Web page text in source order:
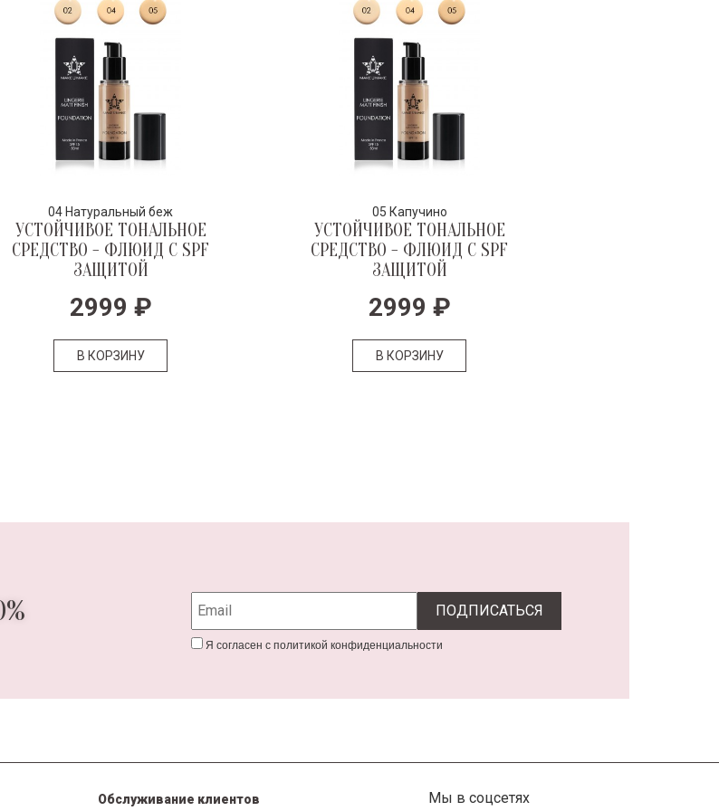
04 Натуральный беж
УСТОЙЧИВОЕ ТОНАЛЬНОЕ
СРЕДСТВО - ФЛЮИД С SPF
ЗАЩИТОЙ
2999 ₽
В КОРЗИНУ
05 Капучино
УСТОЙЧИВОЕ ТОНАЛЬНОЕ
СРЕДСТВО - ФЛЮИД С SPF
ЗАЩИТОЙ
2999 ₽
В КОРЗИНУ
Я согласен с политикой конфиденциальности
Обслуживание клиентов Мы в соцсетях